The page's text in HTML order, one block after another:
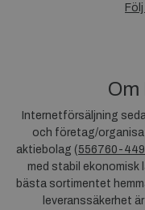
Om
Internetförsäljning
och företag/
aktiebolag (556760-
med stabil
bästa sortimentet
leveranssäkerhet